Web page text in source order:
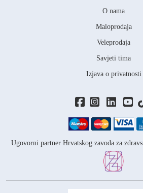
Ugovorni partner Hrvatskog zavoda za
O nama
Maloprodaja
Veleprodaja
Savjeti tima
Izjava o privatnosti